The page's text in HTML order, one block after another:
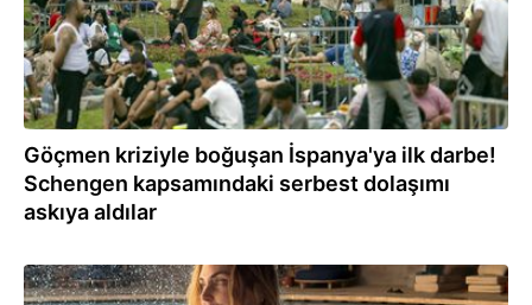
Göçmen kriziyle boğuşan İspanya'ya ilk darbe!
Schengen kapsamındaki serbest dolaşımı
askıya aldılar
31.07.2026